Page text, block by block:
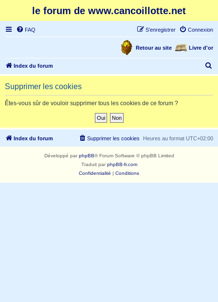
le forum de www.cancoillotte.net
FAQ Connexion
S’enregistrer
Livre d'or
Retour au site
Index du forum
e
h
Supprimer les cookies
Êtes-vous sûr de vouloir supprimer tous les cookies de ce forum ?
Index du forum Heures au format UTC+02:00
Supprimer les cookies
Développé parphpBB® Forum Software © phpBB Limited
Traduit parphpBB-fr.com
Confidentialité | Conditions